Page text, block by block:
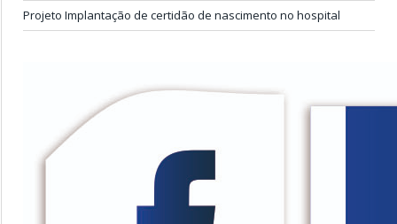
Projeto Implantação de certidão de nascimento no hospital